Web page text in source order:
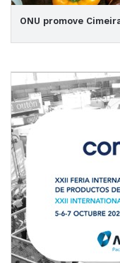
ONU promove